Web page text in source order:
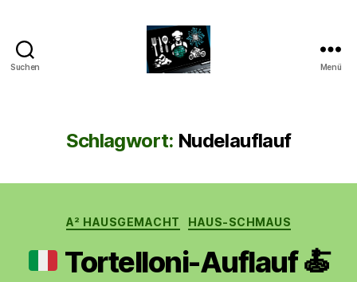
Suchen Menü
Schlagwort: Nudelauflauf
Kategorien
A² HAUSGEMACHT HAUS-SCHMAUS
Tortelloni-Auflauf🍝